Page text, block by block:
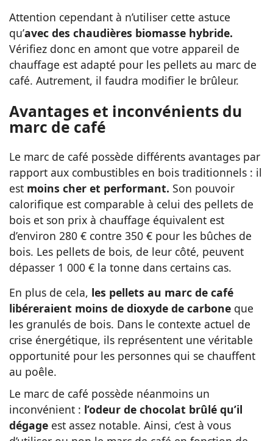
Attention cependant à n’utiliser cette astuce
qu’avec des chaudières biomasse hybride.
Vérifiez donc en amont que votre appareil de
chauffage est adapté pour les pellets au marc de
café. Autrement, il faudra modifier le brûleur.
Avantages et inconvénients du
marc de café
Le marc de café possède différents avantages par
rapport aux combustibles en bois traditionnels : il
est moins cher et performant. Son pouvoir
calorifique est comparable à celui des pellets de
bois et son prix à chauffage équivalent est
d’environ 280 € contre 350 € pour les bûches de
bois. Les pellets de bois, de leur côté, peuvent
dépasser 1 000 € la tonne dans certains cas.
En plus de cela, les pellets au marc de café
libéreraient moins de dioxyde de carbone que
les granulés de bois. Dans le contexte actuel de
crise énergétique, ils représentent une véritable
opportunité pour les personnes qui se chauffent
au poêle.
Le marc de café possède néanmoins un
inconvénient : l’odeur de chocolat brûlé qu’il
dégage est assez notable. Ainsi, c’est à vous